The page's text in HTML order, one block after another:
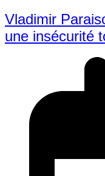
Vladimir
une insécurité